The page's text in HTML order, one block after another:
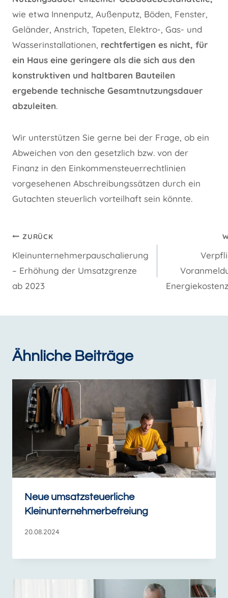
wie etwa Innenputz, Außenputz, Böden, Fenster,
Geländer, Anstrich, Tapeten, Elektro-, Gas- und
Wasserinstallationen, rechtfertigen es nicht, für
ein Haus eine geringere als die sich aus den
konstruktiven und haltbaren Bauteilen
ergebende technische Gesamtnutzungsdauer
abzuleiten.
Wir unterstützen Sie gerne bei der Frage, ob ein
Abweichen von den gesetzlich bzw. von der
Finanz in den Einkommensteuerrechtlinien
vorgesehenen Abschreibungssätzen durch ein
Gutachten steuerlich vorteilhaft sein könnte.
Beitragsnavigation
ZURÜCK
Kleinunternehmerpauschalierung
– Erhöhung der Umsatzgrenze
ab 2023
Ähnliche Beiträge
Neue umsatzsteuerliche
Kleinunternehmerbefreiung
20.08.2024